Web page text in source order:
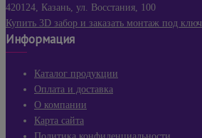
420124, Казань, ул. Восстания, 100
Купить 3D забор и заказать монтаж под ключ
Информация
Каталог продукции
Оплата и доставка
О компании
Карта сайта